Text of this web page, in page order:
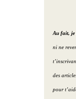
Au fait, je
ni ne
des
pour